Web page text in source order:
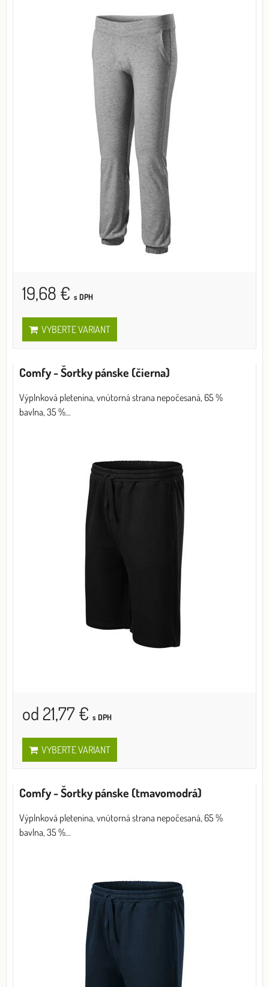
19,68 € s DPH
VYBERTE VARIANT
Comfy - Šortky pánske (čierna)
Výplnková pletenina, vnútorná strana nepočesaná, 65 %
bavlna, 35 %...
od 21,77 € s DPH
VYBERTE VARIANT
Comfy - Šortky pánske (tmavomodrá)
Výplnková pletenina, vnútorná strana nepočesaná, 65 %
bavlna, 35 %...